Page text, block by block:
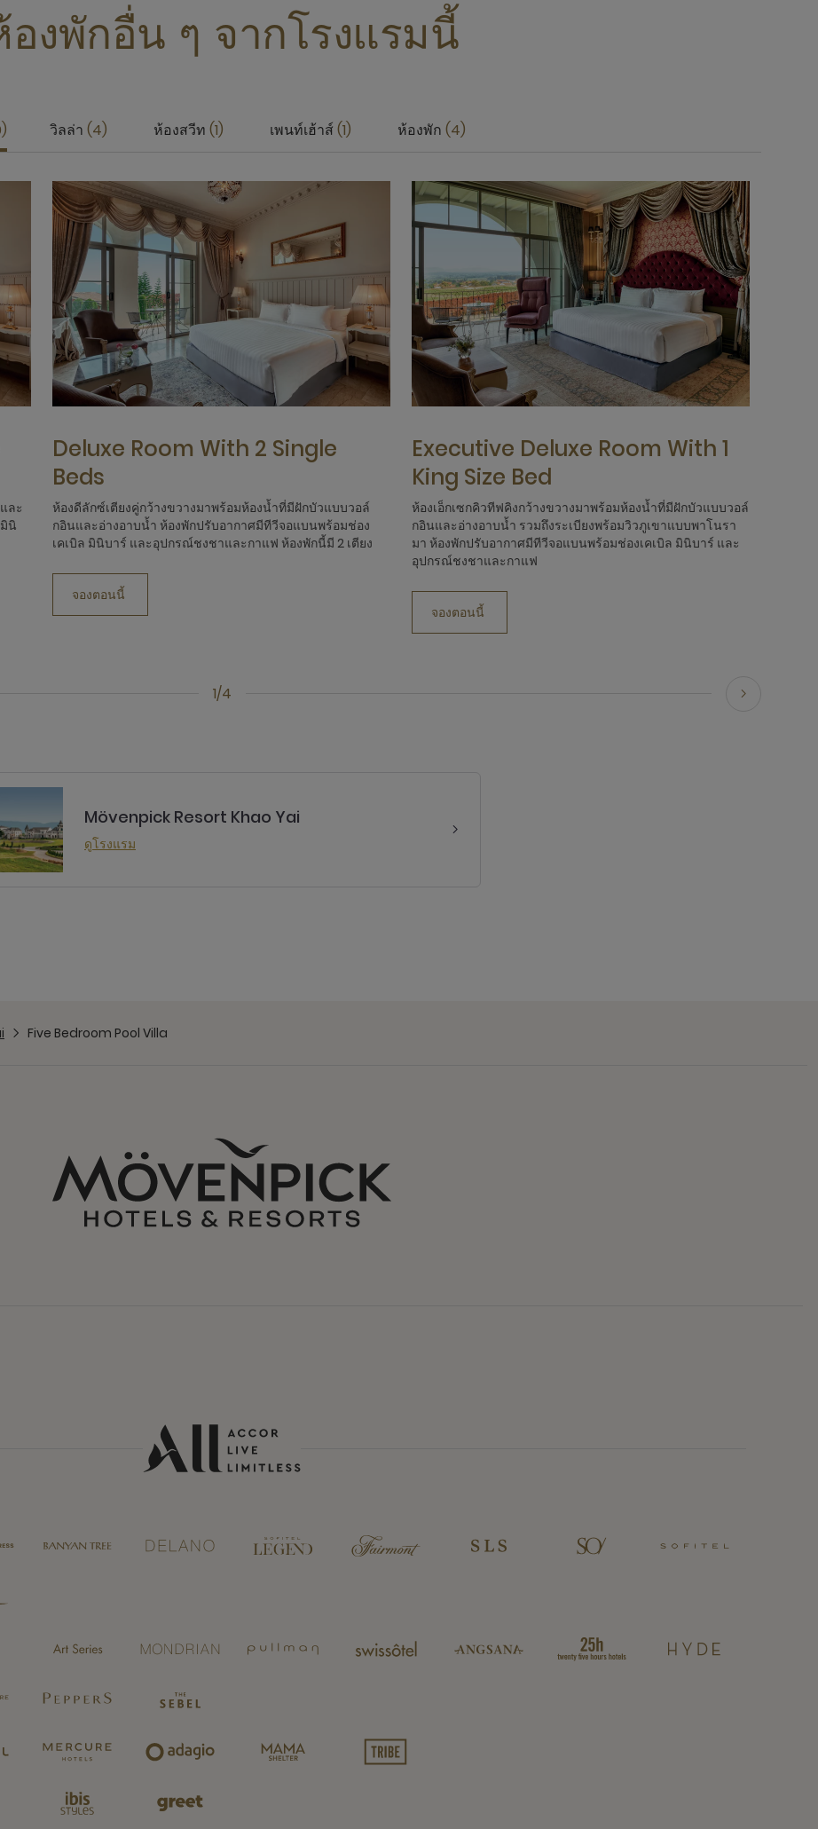
องพักอื่น ๆ จากโรงแรมนี้
วิลล่า 4 ห้องสวีท 1 เพนท์เฮ้าส์ 1 ห้องพัก 4
1/4
ละ
นิ
Deluxe Room With 2 Single
Beds
ห้องดีลักซ์เตียงคู่กว้างขวางมาพร้อมห้องน้ำที่มีฝักบัวแบบวอล์
กอินและอ่างอาบน้ำ ห้องพักปรับอากาศมีทีวีจอแบนพร้อมช่อง
เคเบิล มินิบาร์ และอุปกรณ์ชงชาและกาแฟ ห้องพักนี้มี 2 เตียง
จองตอนนี้
Executive Deluxe Room With 1
King Size Bed
ห้องเอ็กเซกคิวทีฟคิงกว้างขวางมาพร้อมห้องน้ำที่มีฝักบัวแบบวอล์
กอินและอ่างอาบน้ำ รวมถึงระเบียงพร้อมวิวภูเขาแบบพาโนรา
มา ห้องพักปรับอากาศมีทีวีจอแบนพร้อมช่องเคเบิล มินิบาร์ และ
อุปกรณ์ชงชาและกาแฟ
จองตอนนี้
Mövenpick Resort Khao Yai
ดูโรงแรม
Five Bedroom Pool Villa